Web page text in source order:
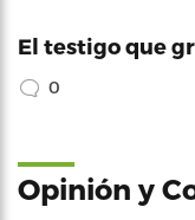
El testigo que
0
Opinión y